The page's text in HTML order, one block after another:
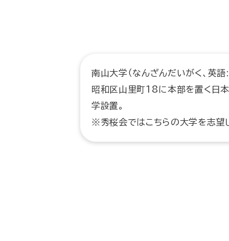
南山大学（なんざんだいがく、
昭和区山里町18に本部を置く日
学設置。
※秀桜会ではこちらの大学を志望